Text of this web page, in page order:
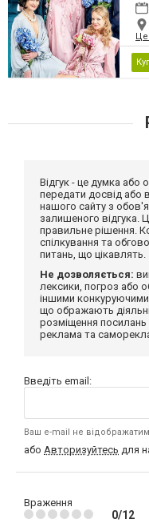
Відгук - це думка або
передати досвід або
нашого сайту з
залишеного відгука.
правильне рішення.
спілкування та
питань, що цікавлять.
Не дозволяється:
лексики, погроз або
іншими конкуруючими
що ображають
розміщення посилань
реклама та
Введіть email:
Ваш e-mail не
або Авторизуйтесь для
Враження
0/12